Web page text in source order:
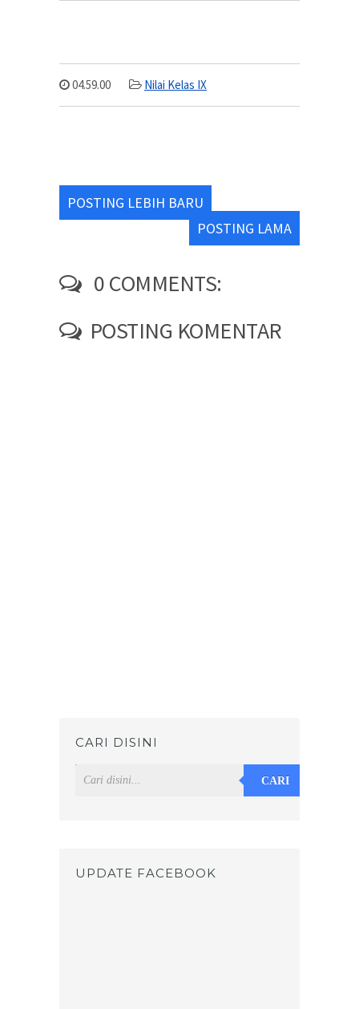
04.59.00 Nilai Kelas IX
POSTING LEBIH BARU
POSTING LAMA
0 COMMENTS:
POSTING KOMENTAR
CARI DISINI
CARI
UPDATE FACEBOOK